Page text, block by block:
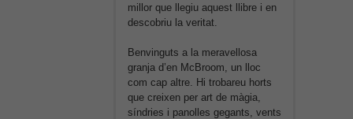
millor que llegiu aquest llibre i en
descobriu la veritat.
Benvinguts a la meravellosa
granja d’en McBroom, un lloc
com cap altre. Hi trobareu horts
que creixen per art de màgia,
síndries i panolles gegants, vents